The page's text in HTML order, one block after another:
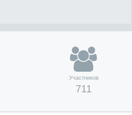
Участников
711